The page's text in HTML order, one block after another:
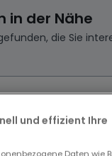
in der Nähe
die Sie
und effizient Ihre